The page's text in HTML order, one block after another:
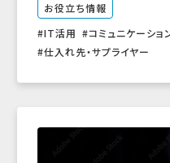
お役立ち情報
IT活用
コミュニケーショ
仕入れ先・サプライヤー